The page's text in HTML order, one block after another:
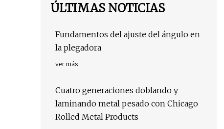
ÚLTIMAS NOTICIAS
Fundamentos del ajuste del ángulo en
la plegadora
ver más
Cuatro generaciones doblando y
laminando metal pesado con Chicago
Rolled Metal Products